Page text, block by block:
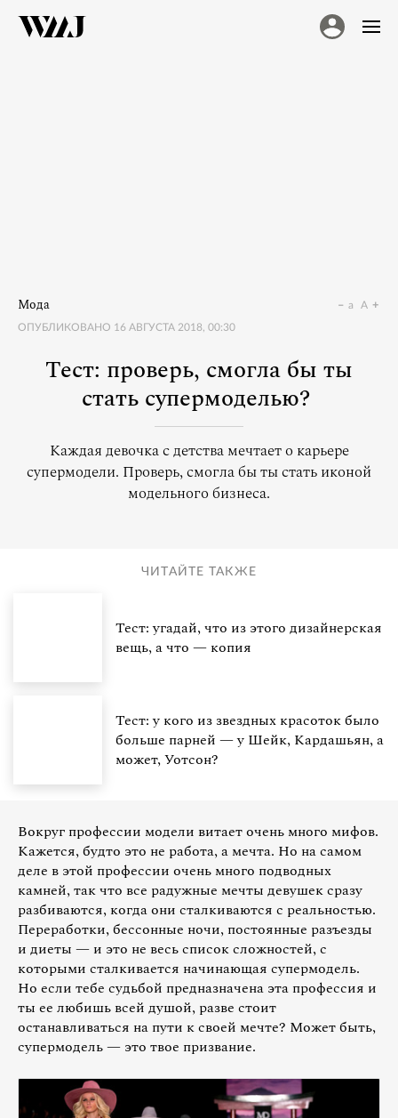
Мода
ОПУБЛИКОВАНО 16 АВГУСТА 2018, 00:30
a A
Тест: проверь, смогла бы ты
стать супермоделью?
Каждая девочка с детства мечтает о карьере
супермодели. Проверь, смогла бы ты стать иконой
модельного бизнеса.
ЧИТАЙТЕ ТАКЖЕ
Тест: угадай, что из этого дизайнерская
вещь, а что — копия
Тест: у кого из звездных красоток было
больше парней — у Шейк, Кардашьян, а
может, Уотсон?
Вокруг профессии модели витает очень много мифов.
Кажется, будто это не работа, а мечта. Но на самом
деле в этой профессии очень много подводных
камней, так что все радужные мечты девушек сразу
разбиваются, когда они сталкиваются с реальностью.
Переработки, бессонные ночи, постоянные разъезды
и диеты — и это не весь список сложностей, с
которыми сталкивается начинающая супермодель.
Но если тебе судьбой предназначена эта профессия и
ты ее любишь всей душой, разве стоит
останавливаться на пути к своей мечте? Может быть,
супермодель — это твое призвание.